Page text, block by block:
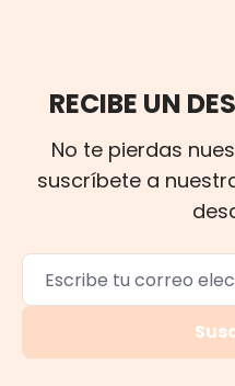
RECIBE UN
No te pierdas
suscríbete a